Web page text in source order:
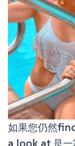
如果您仍然